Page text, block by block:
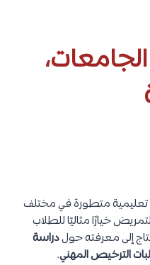
2025 | أفضل الجامعات،
تعليمية متطورة في مختلف
خيارًا مثاليًا للطلاب
إلى معرفته حولدراسة
الترخيص المهني.